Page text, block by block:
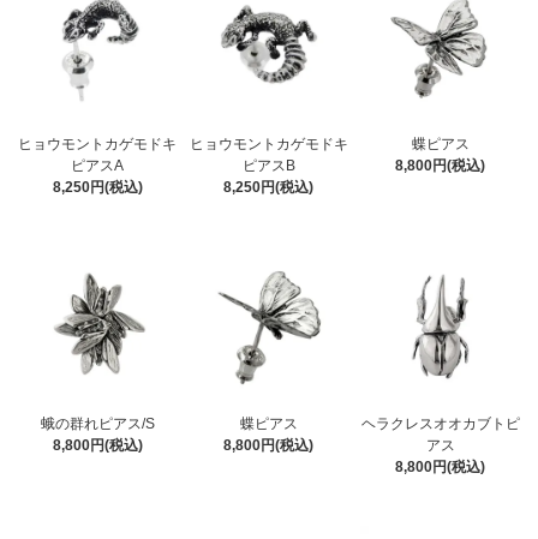
ヒョウモントカゲモドキ
ピアスA
8,250円(税込)
ヒョウモントカゲモドキ
ピアスB
8,250円(税込)
蝶ピアス
8,800円(税込)
蛾の群れピアス/S
8,800円(税込)
蝶ピアス
8,800円(税込)
ヘラクレスオオカブトピ
アス
8,800円(税込)